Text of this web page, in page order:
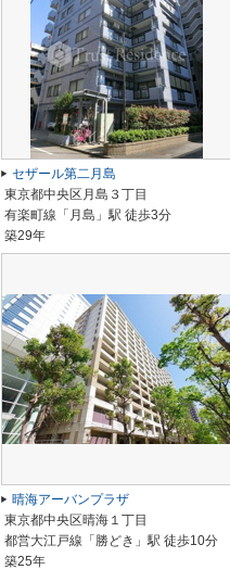
セザール第二月島
東京都中央区月島３丁目
有楽町線「月島」駅 徒歩3分
築29年
晴海アーバンプラザ
東京都中央区晴海１丁目
都営大江戸線「勝どき」駅 徒歩10分
築25年